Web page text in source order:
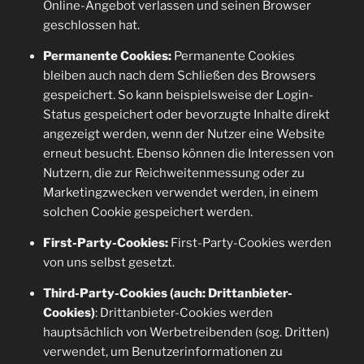
Online-Angebot verlassen und seinen Browser
geschlossen hat.
Permanente Cookies:Permanente Cookies
bleiben auch nach dem Schließen des Browsers
gespeichert. So kann beispielsweise der Login-
Status gespeichert oder bevorzugte Inhalte direkt
angezeigt werden, wenn der Nutzer eine Website
erneut besucht. Ebenso können die Interessen von
Nutzern, die zur Reichweitenmessung oder zu
Marketingzwecken verwendet werden, in einem
solchen Cookie gespeichert werden.
First-Party-Cookies:First-Party-Cookies werden
von uns selbst gesetzt.
Third-Party-Cookies (auch: Drittanbieter-
Cookies): Drittanbieter-Cookies werden
hauptsächlich von Werbetreibenden (sog. Dritten)
verwendet, um Benutzerinformationen zu